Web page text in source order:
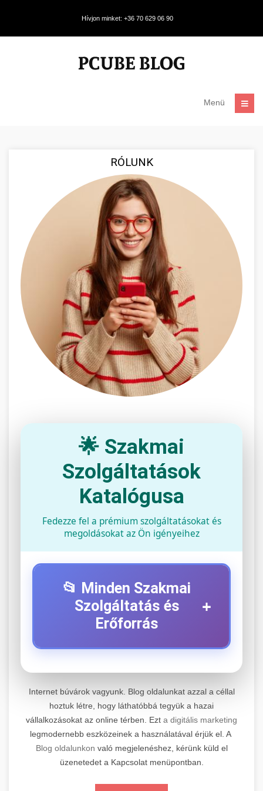
Hívjon minket: +36 70 629 06 90
Menü
RÓLUNK
🌟 Szakmai
Szolgáltatások
Katalógusa
Fedezze fel a prémium szolgáltatásokat és
megoldásokat az Ön igényeihez
📂 Minden Szakmai
Szolgáltatás és
Erőforrás
+
+
Professzionális elektromos roller javítási és
karbantartási szolgáltatások. Szakértő
technikusaink minőségi szervízt nyújtanak
minden jelentős márkához és modellhez.
Szervizközpont Látogatása
📊 2. Online Marketing
Ügynökség
+
Átfogó online marketing szolgáltatások,
beleértve a SEO-t, közösségi média kezelést és
Internet búvárok vagyunk. Blog oldalunkat azzal a céllal
hoztuk létre, hogy láthatóbbá tegyük a hazai
vállalkozásokat az online térben. Ezt a digitális marketing
legmodernebb eszközeinek a használatával érjük el. A
Blog oldalunkon való megjelenéshez, kérünk küld el
üzenetedet a Kapcsolat menüpontban.